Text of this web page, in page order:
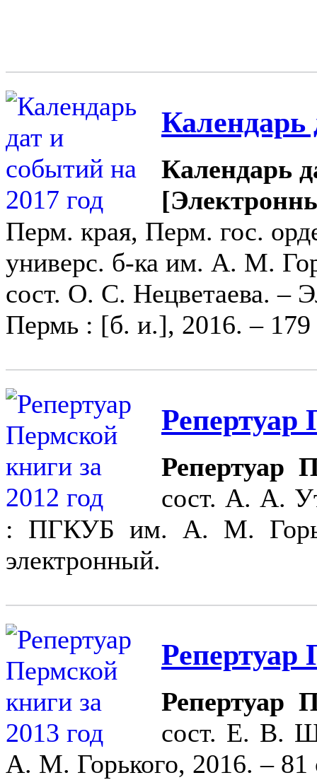
Календарь
Календарь
Перм. края, Перм. гос.
универс. б-ка им. А. М.
сост. О. С. Нецветаева. –
Пермь : [б. и.], 2016. – 179
Репертуар
Репертуар
сост. А. А.
: ПГКУБ им. А. М.
электронный.
Репертуар
Репертуар
сост. Е. В.
А. М. Горького, 2016. – 81